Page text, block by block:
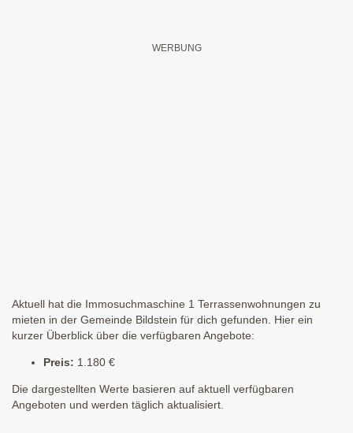
Aktuell hat die Immosuchmaschine 1 Terrassenwohnungen zu
mieten in der Gemeinde Bildstein für dich gefunden. Hier ein
kurzer Überblick über die verfügbaren Angebote:
Preis: 1.180 €
Die dargestellten Werte basieren auf aktuell verfügbaren
Angeboten und werden täglich aktualisiert.